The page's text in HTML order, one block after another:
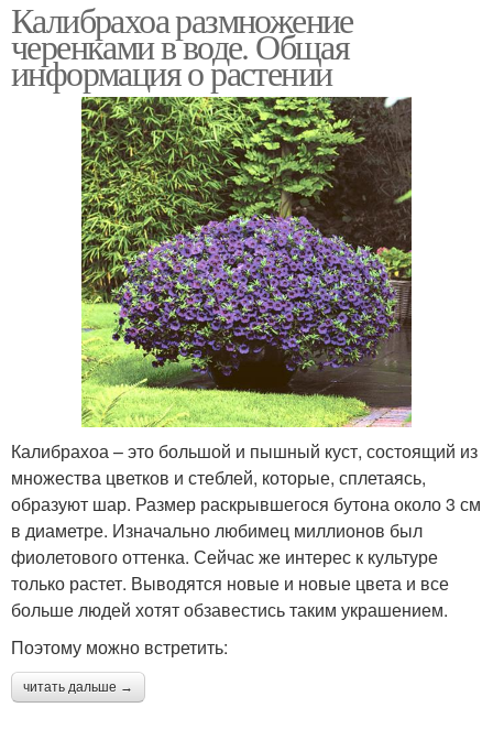
Калибрахоа размножение
черенками в воде. Общая
информация о растении
Калибрахоа – это большой и пышный куст, состоящий из
множества цветков и стеблей, которые, сплетаясь,
образуют шар. Размер раскрывшегося бутона около 3 см
в диаметре. Изначально любимец миллионов был
фиолетового оттенка. Сейчас же интерес к культуре
только растет. Выводятся новые и новые цвета и все
больше людей хотят обзавестись таким украшением.
Поэтому можно встретить:
читать дальше →